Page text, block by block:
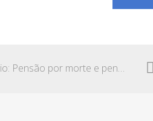
Comentário: Pensão por morte e pensão alimentícia